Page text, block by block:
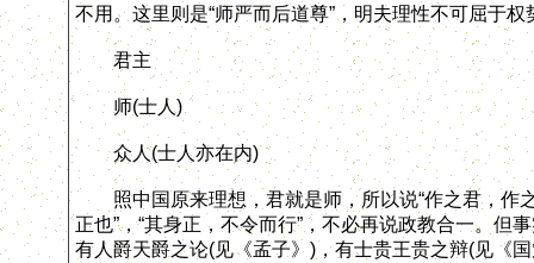
不用。这里则是“师严而后道尊”，明夫理性不可屈于
君主
师(士人)
众人(士人亦在内)
照中国原来理想，君就是师，所以说“作之君，作之
正也”，“其身正，不令而行”，不必再说政教合一。
有人爵天爵之论(见《孟子》)，有士贵王贵之辩(见《